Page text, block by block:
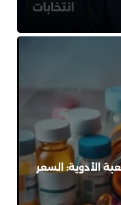
الأدوية: السعر